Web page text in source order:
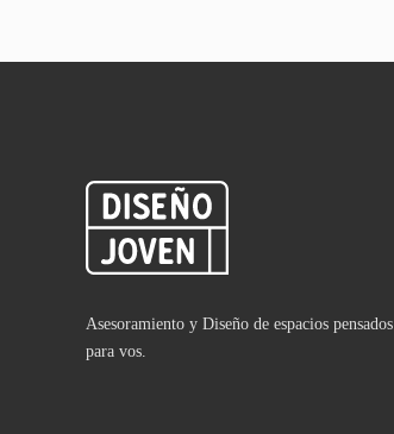
Asesoramiento y Diseño de espacios pensados
para vos.